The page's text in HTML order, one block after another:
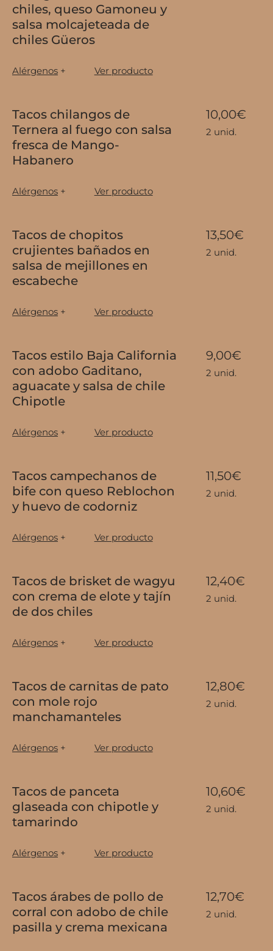
chiles, queso Gamoneu y
salsa molcajeteada de
chiles Güeros
Alérgenos + Ver producto
Tacos chilangos de
Ternera al fuego con salsa
fresca de Mango-
Habanero
10,00€
2 unid.
Alérgenos + Ver producto
Tacos de chopitos
crujientes bañados en
salsa de mejillones en
escabeche
13,50€
2 unid.
Alérgenos + Ver producto
Tacos estilo Baja California
con adobo Gaditano,
aguacate y salsa de chile
Chipotle
9,00€
2 unid.
Alérgenos + Ver producto
Tacos campechanos de
bife con queso Reblochon
y huevo de codorniz
11,50€
2 unid.
Alérgenos + Ver producto
Tacos de brisket de wagyu
con crema de elote y tajín
de dos chiles
12,40€
2 unid.
Alérgenos + Ver producto
Tacos de carnitas de pato
con mole rojo
manchamanteles
12,80€
2 unid.
Alérgenos + Ver producto
Tacos de panceta
glaseada con chipotle y
tamarindo
10,60€
2 unid.
Alérgenos + Ver producto
Tacos árabes de pollo de
corral con adobo de chile
pasilla y crema mexicana
12,70€
2 unid.